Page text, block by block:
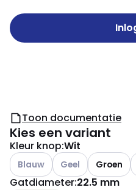
Toon documentatie
Kies een variant
Kleur knop:Wit
Andere varianten (Huidige
Blauw Andere varianten
Geel Groen
Gatdiameter:22.5 mm